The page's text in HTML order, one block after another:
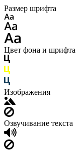
Размер шрифта
Цвет фона и шрифта
Изображения
Озвучивание текста